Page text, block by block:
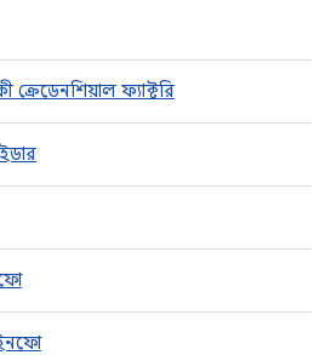
ক্রেডেনশিয়াল ফ্যাক্টরি